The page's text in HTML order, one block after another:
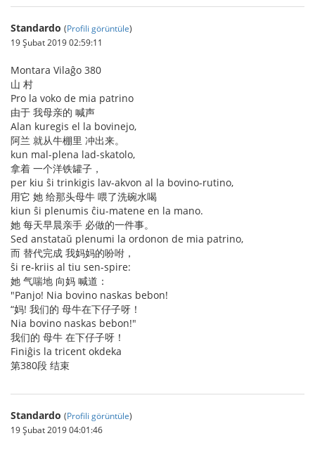
Standardo (Profili görüntüle)
19 Şubat 2019 02:59:11
Montara Vilaĝo 380
山 村
Pro la voko de mia patrino
由于 我母亲的 喊声
Alan kuregis el la bovinejo,
阿兰 就从牛棚里 冲出来。
kun mal-plena lad-skatolo,
拿着 一个洋铁罐子，
per kiu ŝi trinkigis lav-akvon al la bovino-rutino,
用它 她 给那头母牛 喂了洗碗水喝
kiun ŝi plenumis ĉiu-matene en la mano.
她 每天早晨亲手 必做的一件事。
Sed anstataŭ plenumi la ordonon de mia patrino,
而 替代完成 我妈妈的吩咐，
ŝi re-kriis al tiu sen-spire:
她 气喘地 向妈 喊道：
"Panjo! Nia bovino naskas bebon!
“妈! 我们的 母牛在下仔子呀！
Nia bovino naskas bebon!"
我们的 母牛 在下仔子呀！
Finiĝis la tricent okdeka
第380段 结束
Standardo (Profili görüntüle)
19 Şubat 2019 04:01:46